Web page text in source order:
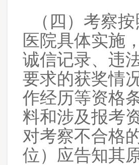
（四）考察
医院具体实施
诚信记录、违
要求的获奖情
作经历等资格
料和涉及报考
对考察不合格
位）应告知其